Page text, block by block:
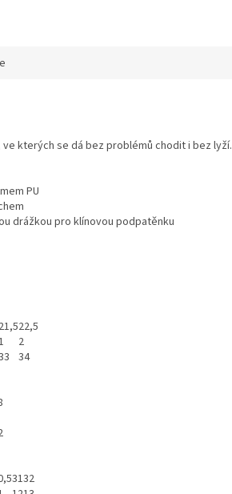
kterých se dá bez problémů chodit i bez lyží.
PU
drážkou pro klínovou podpatěnku
21,522,5
2
34
3132